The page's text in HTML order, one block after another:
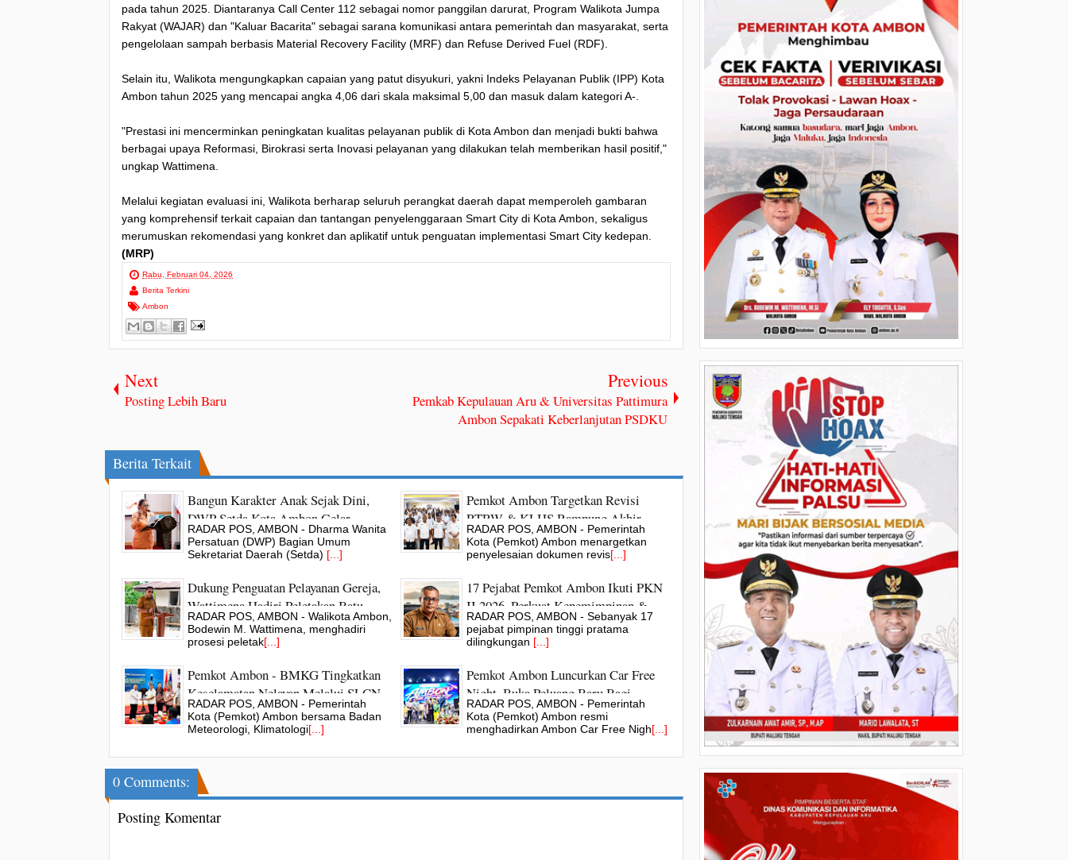
pada tahun 2025. Diantaranya Call Center 112 sebagai nomor panggilan darurat, Program Walikota Jumpa
Rakyat (WAJAR) dan "Kaluar Bacarita" sebagai sarana komunikasi antara pemerintah dan masyarakat, serta
pengelolaan sampah berbasis Material Recovery Facility (MRF) dan Refuse Derived Fuel (RDF).
Selain itu, Walikota mengungkapkan capaian yang patut disyukuri, yakni Indeks Pelayanan Publik (IPP) Kota
Ambon tahun 2025 yang mencapai angka 4,06 dari skala maksimal 5,00 dan masuk dalam kategori A-.
"Prestasi ini mencerminkan peningkatan kualitas pelayanan publik di Kota Ambon dan menjadi bukti bahwa
berbagai upaya Reformasi, Birokrasi serta Inovasi pelayanan yang dilakukan telah memberikan hasil positif,"
ungkap Wattimena.
Melalui kegiatan evaluasi ini, Walikota berharap seluruh perangkat daerah dapat memperoleh gambaran
yang komprehensif terkait capaian dan tantangan penyelenggaraan Smart City di Kota Ambon, sekaligus
merumuskan rekomendasi yang konkret dan aplikatif untuk penguatan implementasi Smart City kedepan.
(MRP)
Rabu, Februari 04, 2026
Berita Terkini
Ambon
Next
Posting Lebih Baru
Previous
Pemkab Kepulauan Aru & Universitas Pattimura
Ambon Sepakati Keberlanjutan PSDKU
Berita Terkait
Bangun Karakter Anak Sejak Dini,
DWP Setda Kota Ambon Gelar
Edukasi Parenting
RADAR POS, AMBON - Dharma Wanita
Persatuan (DWP) Bagian Umum
Sekretariat Daerah (Setda) [...]
Pemkot Ambon Targetkan Revisi
RTRW & KLHS Rampung Akhir
Agustus, Siapkan Arah Pembangunan
Kota Modern
RADAR POS, AMBON - Pemerintah
Kota (Pemkot) Ambon menargetkan
penyelesaian dokumen revis[...]
Dukung Penguatan Pelayanan Gereja,
Wattimena Hadiri Peletakan Batu
Pertama Kantor BPD GBI
RADAR POS, AMBON - Walikota Ambon,
Bodewin M. Wattimena, menghadiri
prosesi peletak[...]
17 Pejabat Pemkot Ambon Ikuti PKN
II 2026, Perkuat Kepemimpinan &
Kualitas Pelayanan Publik
RADAR POS, AMBON - Sebanyak 17
pejabat pimpinan tinggi pratama
dilingkungan [...]
Pemkot Ambon - BMKG Tingkatkan
Keselamatan Nelayan Melalui SLCN
RADAR POS, AMBON - Pemerintah
Kota (Pemkot) Ambon bersama Badan
Meteorologi, Klimatologi[...]
Pemkot Ambon Luncurkan Car Free
Night, Buka Peluang Baru Bagi
UMKM
RADAR POS, AMBON - Pemerintah
Kota (Pemkot) Ambon resmi
menghadirkan Ambon Car Free Nigh[...]
0 Comments:
Posting Komentar